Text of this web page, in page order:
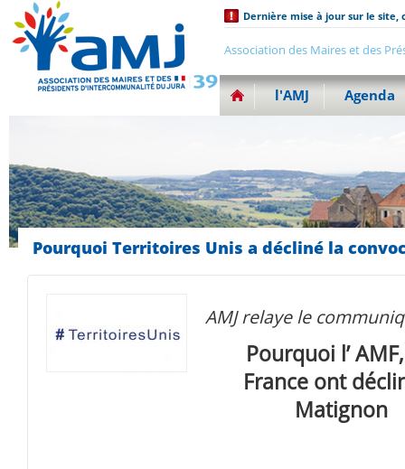
Dernière mise à jour sur le site,
Association des Maires et des
l'AMJ Agenda
Pourquoi Territoires Unis a décliné la
AMJ relaye le
Pourquoi l’
France ont
Matignon